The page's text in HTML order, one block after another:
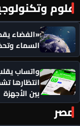
علوم
«الفضاء
السماء
انتظارها
بين الأجهزة
مصر